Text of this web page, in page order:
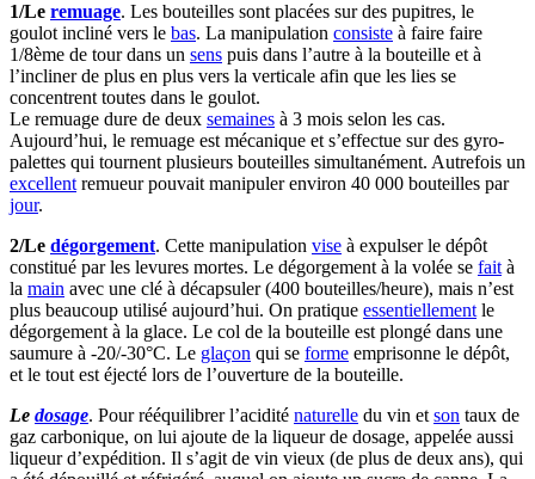
1/Le remuage. Les bouteilles sont placées sur des pupitres, le
goulot incliné vers le bas. La manipulation consiste à faire faire
1/8ème de tour dans un sens puis dans l’autre à la bouteille et à
l’incliner de plus en plus vers la verticale afin que les lies se
concentrent toutes dans le goulot.
Le remuage dure de deux semaines à 3 mois selon les cas.
Aujourd’hui, le remuage est mécanique et s’effectue sur des gyro-
palettes qui tournent plusieurs bouteilles simultanément. Autrefois un
excellent remueur pouvait manipuler environ 40 000 bouteilles par
jour.
2/Le dégorgement. Cette manipulation vise à expulser le dépôt
constitué par les levures mortes. Le dégorgement à la volée se fait à
la main avec une clé à décapsuler (400 bouteilles/heure), mais n’est
plus beaucoup utilisé aujourd’hui. On pratique essentiellement le
dégorgement à la glace. Le col de la bouteille est plongé dans une
saumure à -20/-30°C. Le glaçon qui se forme emprisonne le dépôt,
et le tout est éjecté lors de l’ouverture de la bouteille.
Le dosage. Pour rééquilibrer l’acidité naturelle du vin et son taux de
gaz carbonique, on lui ajoute de la liqueur de dosage, appelée aussi
liqueur d’expédition. Il s’agit de vin vieux (de plus de deux ans), qui